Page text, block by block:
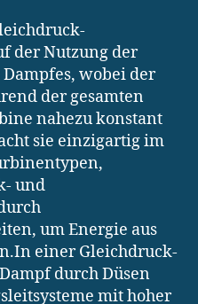
der Nutzung der
wobei der
der gesamten
nahezu konstant
sie einzigartig im
und
um Energie aus
einer Gleichdruck-
durch Düsen
mit hoher